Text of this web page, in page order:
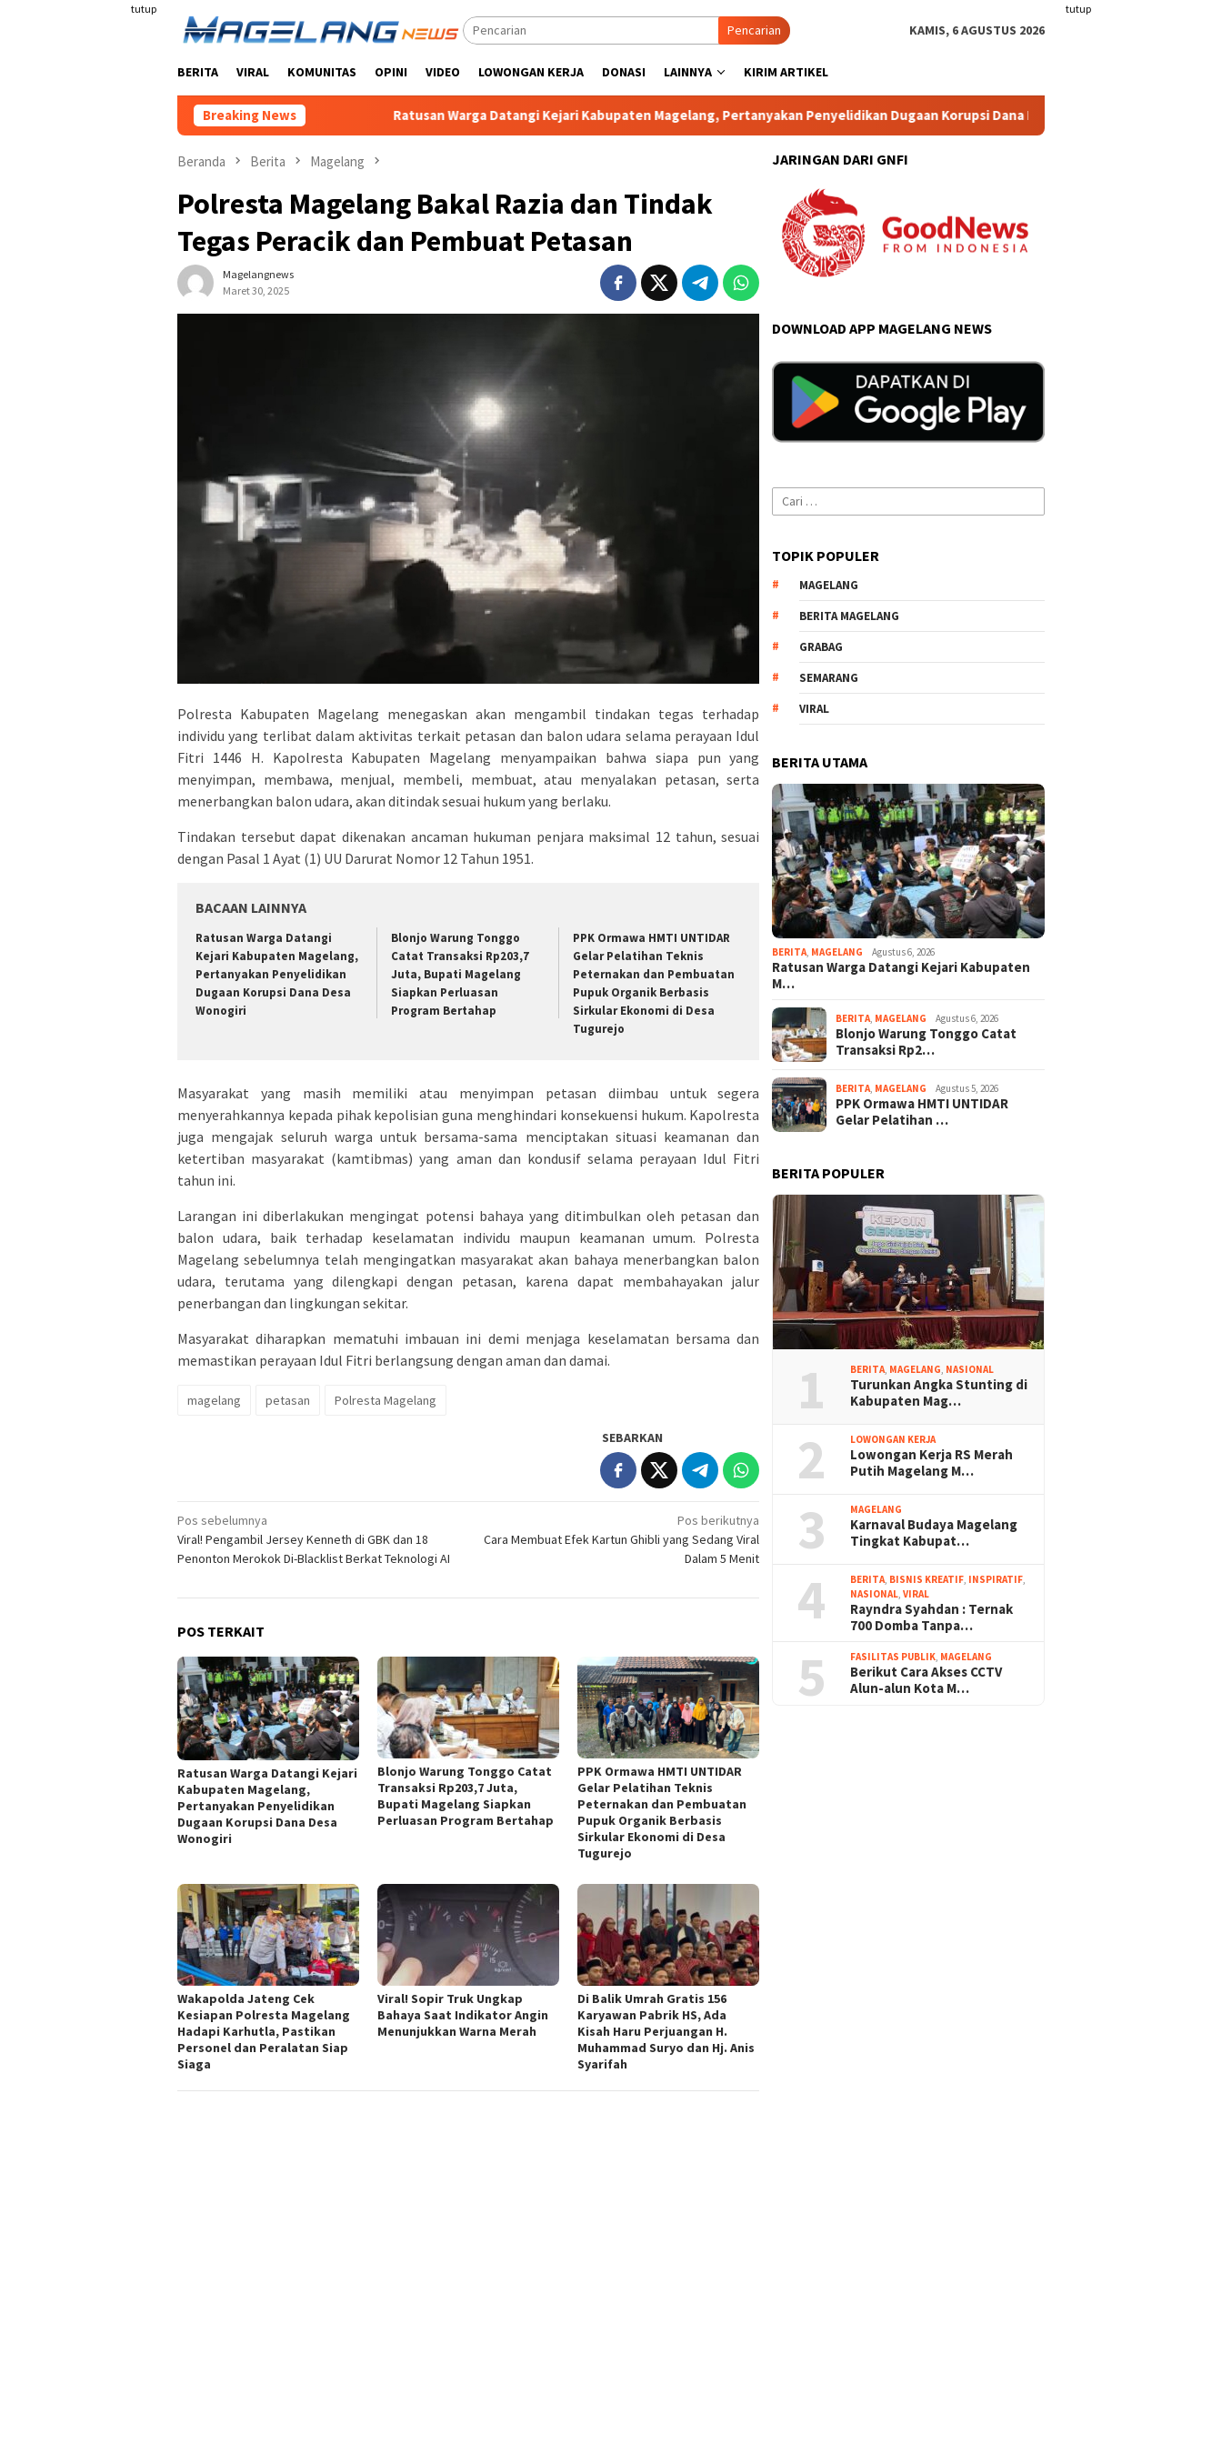
tutup tutup
Pencarian KAMIS, 6 AGUSTUS 2026
BERITA VIRAL KOMUNITAS OPINI VIDEO LOWONGAN KERJA DONASI LAINNYA KIRIM ARTIKEL
Breaking NewsRatusan Warga Datangi Kejari Kabupaten Magelang, Pertanyakan Penyelidikan Dugaan Korupsi Dana Desa Wonogiri
Beranda Berita Magelang
Polresta Magelang Bakal Razia dan Tindak
Tegas Peracik dan Pembuat Petasan
Magelangnews
Maret 30, 2025
Polresta Kabupaten Magelang menegaskan akan mengambil tindakan tegas terhadap
individu yang terlibat dalam aktivitas terkait petasan dan balon udara selama perayaan Idul
Fitri 1446 H. Kapolresta Kabupaten Magelang menyampaikan bahwa siapa pun yang
menyimpan, membawa, menjual, membeli, membuat, atau menyalakan petasan, serta
menerbangkan balon udara, akan ditindak sesuai hukum yang berlaku.
Tindakan tersebut dapat dikenakan ancaman hukuman penjara maksimal 12 tahun, sesuai
dengan Pasal 1 Ayat (1) UU Darurat Nomor 12 Tahun 1951.
BACAAN LAINNYA
Ratusan Warga Datangi
Kejari Kabupaten Magelang,
Pertanyakan Penyelidikan
Dugaan Korupsi Dana Desa
Wonogiri
Blonjo Warung Tonggo
Catat Transaksi Rp203,7
Juta, Bupati Magelang
Siapkan Perluasan
Program Bertahap
PPK Ormawa HMTI UNTIDAR
Gelar Pelatihan Teknis
Peternakan dan Pembuatan
Pupuk Organik Berbasis
Sirkular Ekonomi di Desa
Tugurejo
Masyarakat yang masih memiliki atau menyimpan petasan diimbau untuk segera
menyerahkannya kepada pihak kepolisian guna menghindari konsekuensi hukum. Kapolresta
juga mengajak seluruh warga untuk bersama-sama menciptakan situasi keamanan dan
ketertiban masyarakat (kamtibmas) yang aman dan kondusif selama perayaan Idul Fitri
tahun ini.
Larangan ini diberlakukan mengingat potensi bahaya yang ditimbulkan oleh petasan dan
balon udara, baik terhadap keselamatan individu maupun keamanan umum. Polresta
Magelang sebelumnya telah mengingatkan masyarakat akan bahaya menerbangkan balon
udara, terutama yang dilengkapi dengan petasan, karena dapat membahayakan jalur
penerbangan dan lingkungan sekitar.
Masyarakat diharapkan mematuhi imbauan ini demi menjaga keselamatan bersama dan
memastikan perayaan Idul Fitri berlangsung dengan aman dan damai.
magelang petasan Polresta Magelang
SEBARKAN
Navigasi
pos
Pos sebelumnya
Viral! Pengambil Jersey Kenneth di GBK dan 18
Penonton Merokok Di-Blacklist Berkat Teknologi AI
Pos berikutnya
Cara Membuat Efek Kartun Ghibli yang Sedang Viral
Dalam 5 Menit
POS TERKAIT
Ratusan Warga Datangi Kejari
Kabupaten Magelang,
Pertanyakan Penyelidikan
Dugaan Korupsi Dana Desa
Wonogiri
Blonjo Warung Tonggo Catat
Transaksi Rp203,7 Juta,
Bupati Magelang Siapkan
Perluasan Program Bertahap
PPK Ormawa HMTI UNTIDAR
Gelar Pelatihan Teknis
Peternakan dan Pembuatan
Pupuk Organik Berbasis
Sirkular Ekonomi di Desa
Tugurejo
Wakapolda Jateng Cek
Kesiapan Polresta Magelang
Hadapi Karhutla, Pastikan
Personel dan Peralatan Siap
Siaga
Viral! Sopir Truk Ungkap
Bahaya Saat Indikator Angin
Menunjukkan Warna Merah
Di Balik Umrah Gratis 156
Karyawan Pabrik HS, Ada
Kisah Haru Perjuangan H.
Muhammad Suryo dan Hj. Anis
Syarifah
JARINGAN DARI GNFI
DOWNLOAD APP MAGELANG NEWS
Cari
untuk:
TOPIK POPULER
MAGELANG
BERITA MAGELANG
GRABAG
SEMARANG
VIRAL
BERITA UTAMA
BERITA, MAGELANG Agustus 6, 2026
Ratusan Warga Datangi Kejari Kabupaten
M…
BERITA, MAGELANG Agustus 6, 2026
Blonjo Warung Tonggo Catat
Transaksi Rp2…
BERITA, MAGELANG Agustus 5, 2026
PPK Ormawa HMTI UNTIDAR
Gelar Pelatihan …
BERITA POPULER
1 BERITA, MAGELANG, NASIONAL
Turunkan Angka Stunting di
Kabupaten Mag…
2 LOWONGAN KERJA
Lowongan Kerja RS Merah
Putih Magelang M…
3 MAGELANG
Karnaval Budaya Magelang
Tingkat Kabupat…
4 BERITA, BISNIS KREATIF, INSPIRATIF,
NASIONAL,VIRAL
Rayndra Syahdan : Ternak
700 Domba Tanpa…
5 FASILITAS PUBLIK, MAGELANG
Berikut Cara Akses CCTV
Alun-alun Kota M…